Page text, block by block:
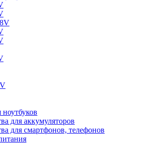
для аккумуляторов
для смартфонов, телефонов